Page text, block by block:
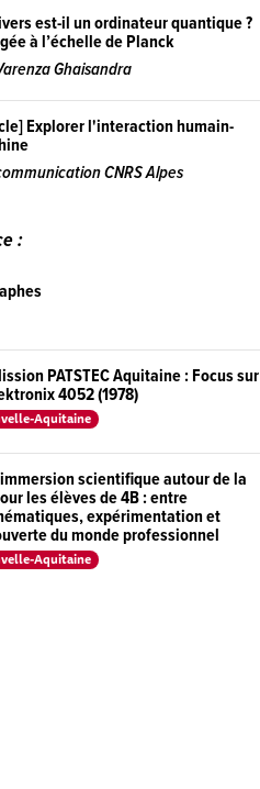
est-il un ordinateur quantique ?
à l’échelle de Planck
Ghaisandra
Explorer l'interaction humain-
CNRS Alpes
:
PATSTEC Aquitaine : Focus sur
4052 (1978)
Aquitaine
scientifique autour de la
les élèves de 4B : entre
expérimentation et
du monde professionnel
Aquitaine